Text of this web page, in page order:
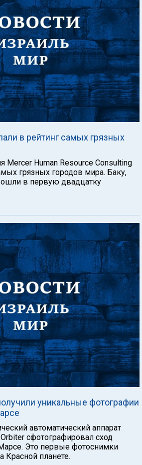
в рейтинг самых грязных
Mercer Human Resource Consulting
грязных городов мира. Баку,
в первую двадцатку
уникальные фотографии
автоматический аппарат
сфотографировал сход
Это первые фотоснимки
Красной планете.